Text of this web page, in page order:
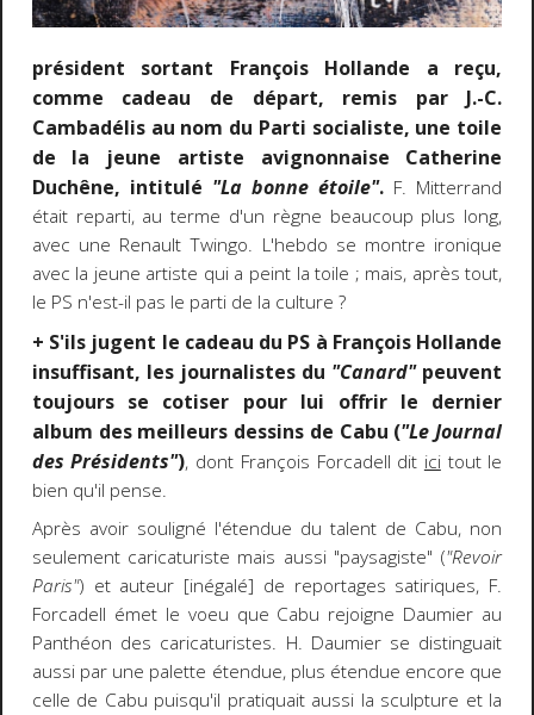
président sortant François Hollande a reçu,
comme cadeau de départ, remis par J.-C.
Cambadélis au nom du Parti socialiste, une toile
de la jeune artiste avignonnaise Catherine
Duchêne, intitulé "La bonne étoile". F. Mitterrand
était reparti, au terme d'un règne beaucoup plus long,
avec une Renault Twingo. L'hebdo se montre ironique
avec la jeune artiste qui a peint la toile ; mais, après tout,
le PS n'est-il pas le parti de la culture ?
+ S'ils jugent le cadeau du PS à François Hollande
insuffisant, les journalistes du "Canard"peuvent
toujours se cotiser pour lui offrir le dernier
album des meilleurs dessins de Cabu ("Le Journal
des Présidents"), dont François Forcadell dit icitout le
bien qu'il pense.
Après avoir souligné l'étendue du talent de Cabu, non
seulement caricaturiste mais aussi "paysagiste" ("Revoir
Paris") et auteur [inégalé] de reportages satiriques, F.
Forcadell émet le voeu que Cabu rejoigne Daumier au
Panthéon des caricaturistes. H. Daumier se distinguait
aussi par une palette étendue, plus étendue encore que
celle de Cabu puisqu'il pratiquait aussi la sculpture et la